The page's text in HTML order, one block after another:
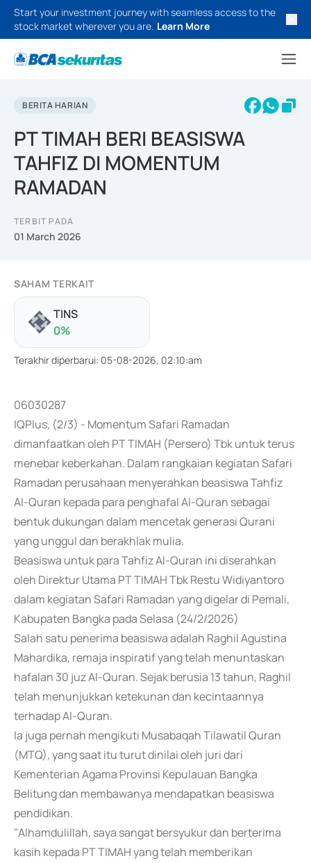
Start your investment journey with seamless access to the
stock market wherever you are. Learn More
BERITA HARIAN
PT TIMAH BERI BEASISWA
TAHFIZ DI MOMENTUM
RAMADAN
TERBIT PADA
01 March 2026
SAHAM TERKAIT
TINS
0%
Terakhir diperbarui: 05-08-2026, 02:10:am
06030287
IQPlus, (2/3) - Momentum Safari Ramadan
dimanfaatkan oleh PT TIMAH (Persero) Tbk untuk terus
menebar keberkahan. Dalam rangkaian kegiatan Safari
Ramadan perusahaan menyerahkan beasiswa Tahfiz
Al-Quran kepada para penghafal Al-Quran sebagai
bentuk dukungan dalam mencetak generasi Qurani
yang unggul dan berakhlak mulia.
Beasiswa untuk para Tahfiz Al-Quran ini diserahkan
oleh Direktur Utama PT TIMAH Tbk Restu Widiyantoro
dalam kegiatan Safari Ramadan yang digelar di Pemali,
Kabupaten Bangka pada Selasa (24/2/2026)
Salah satu penerima beasiswa adalah Raghil Agustina
Mahardika, remaja inspiratif yang telah menuntaskan
hafalan 30 juz Al-Quran. Sejak berusia 13 tahun, Raghil
telah menunjukkan ketekunan dan kecintaannya
terhadap Al-Quran.
Ia juga pernah mengikuti Musabaqah Tilawatil Quran
(MTQ), yang saat itu turut dinilai oleh juri dari
Kementerian Agama Provinsi Kepulauan Bangka
Belitung dan membawanya mendapatkan beasiswa
pendidikan.
"Alhamdulillah, saya sangat bersyukur dan berterima
kasih kepada PT TIMAH yang telah memberikan